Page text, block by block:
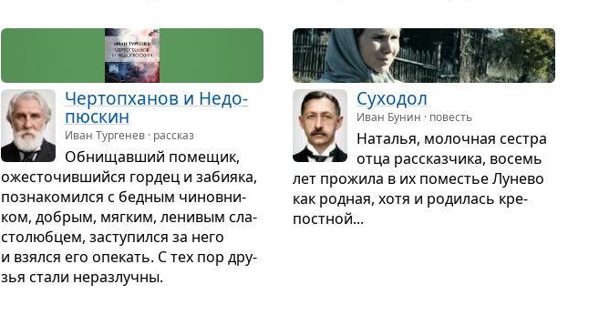
Чер­топха­нов и Недо­
пюс­кин
Иван Тургенев · рассказ
Обни­щав­ший поме­щик,
оже­сто­чив­шийся гор­дец и заби­яка,
позна­ко­мился с бед­ным чинов­ни­
ком, добрым, мяг­ким, лени­вым сла­
сто­люб­цем, засту­пился за него
и взялся его опе­кать. С тех пор дру­
зья стали нераз­лучны.
Сухо­дол
Иван Бунин · повесть
Ната­лья, молоч­ная сестра
отца рас­сказ­чика, восемь
лет про­жила в их поме­стье Лунево
как род­ная, хотя и роди­лась кре­
пост­ной...